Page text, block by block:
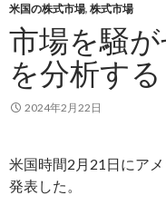
キ
ッ
米国の株式市場, 株式市場
市場を騒
を分析する
2024年2月22日
米国時間2月21日にア
発表した。